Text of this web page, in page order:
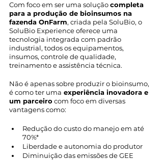
Com foco em ser uma solução completa
para a produção de bioinsumos na
fazenda OnFarm, criada pela SoluBio, o
SoluBio Experience oferece uma
tecnologia integrada com padrão
industrial, todos os equipamentos,
insumos, controle de qualidade,
treinamento e assistência técnica.
Não é apenas sobre produzir o bioinsumo,
é como ter uma experiência inovadora e
um parceiro com foco em diversas
vantagens como:
Redução do custo do manejo em até
70%*
Liberdade e autonomia do produtor
Diminuição das emissões de GEE